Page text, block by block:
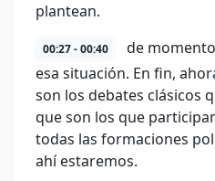
plantean.
00:27 - 00:40
de
esa situación. En fin,
son los debates clásicos
que son los que
todas las formaciones
ahí estaremos.